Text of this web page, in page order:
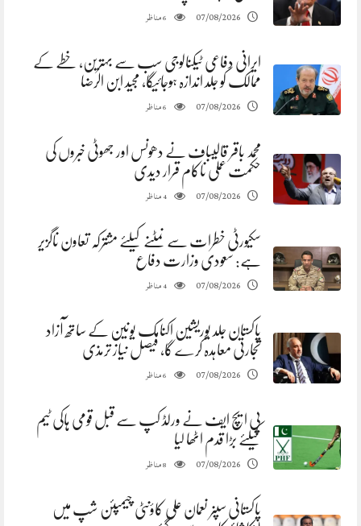
07/08/2026
6مناظر
ایرانی دفاعی ٹیکنالوجی سب سے بہترین، خطے کے
ممالک کو جلد اندازہ ہوجائیگا، مجید ابن الرضا
07/08/2026
6مناظر
محمد باقر قالیباف نے دھونس اور جھوٹی خبروں کی
حکمت عملی ناکام قرار دیدی
07/08/2026
4مناظر
سکیورٹی خطرات سے نمٹنے کیلئے مشترکہ تعاون ناگزیر
ہے: سعودی وزارت دفاع
07/08/2026
4مناظر
پاکستان جلد یوریشین اکنامک یونین کے ساتھ آزاد
تجارتی معاہدہ کرے گا، فیصل نیاز ترمذی
07/08/2026
6مناظر
پی ایچ ایف نے ورلڈ کپ سے قبل قومی ہاکی ٹیم
کیلئے بڑا قدم اٹھا لیا
07/08/2026
8مناظر
پاکستانی سپنر نعمان علی کاؤنٹی چیمپئن شپ میں